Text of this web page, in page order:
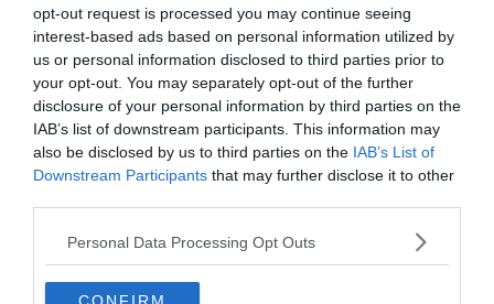
opt-out request is processed you may continue seeing
interest-based ads based on personal information utilized by
us or personal information disclosed to third parties prior to
your opt-out. You may separately opt-out of the further
disclosure of your personal information by third parties on the
IAB’s list of downstream participants. This information may
also be disclosed by us to third parties on the IAB’s List of
Downstream Participants that may further disclose it to other
Personal Data Processing Opt Outs
I più letti
L'assalto al lago glaciale del Sorapiss:
un turista ci entra anche col sup
Solo venerdì un calo delle temperature
ma aumenteranno i temporali